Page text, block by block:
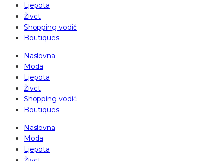
Ljepota
Život
Shopping vodič
Boutiques
Naslovna
Moda
Ljepota
Život
Shopping vodič
Boutiques
Naslovna
Moda
Ljepota